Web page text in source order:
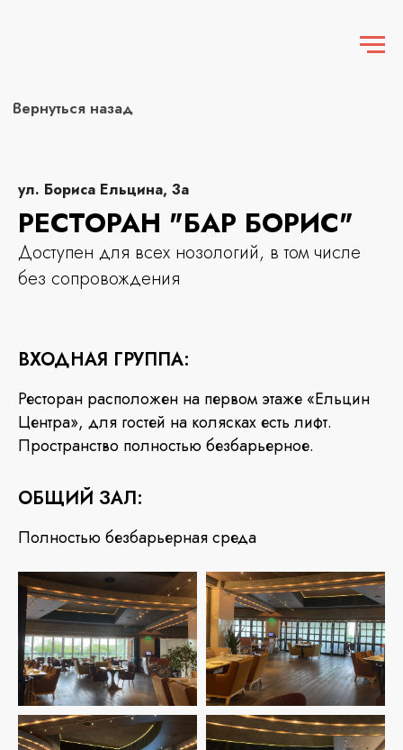
ул. Бориса Ельцина, 3а
РЕСТОРАН "БАР БОРИС"
Доступен для всех нозологий, в том числе
без сопровождения
ВХОДНАЯ ГРУППА:
Ресторан расположен на первом этаже «Ельцин
Центра», для гостей на колясках есть лифт.
Пространство полностью безбарьерное.
ОБЩИЙ ЗАЛ:
Полностью безбарьерная среда